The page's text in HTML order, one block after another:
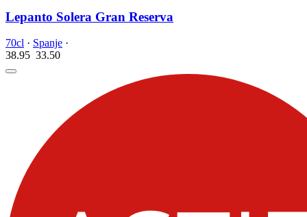
Lepanto Solera Gran Reserva
70cl · Spanje ·
38.95 33.50